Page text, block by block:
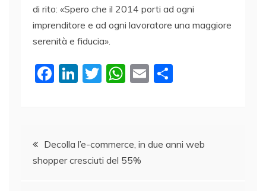
di rito: «Spero che il 2014 porti ad ogni
imprenditore e ad ogni lavoratore una maggiore
serenità e fiducia».
F
b
o
Li
dI
n
T
W
A
p
E
vi
Navigazione
articoli
Decolla l’e-commerce, in due anni web
shopper cresciuti del 55%